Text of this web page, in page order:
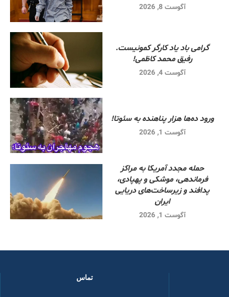
آگوست 8, 2026
گرامی باد یاد کارگر کمونیست.
رفیق محمد کاظمی!
آگوست 4, 2026
ورود ده‌ها هزار پناهنده به سئوتا!
آگوست 1, 2026
حمله مجدد آمریکا به مراکز
فرماندهی، موشکی و پهپادی،
پدافند و زیرساخت‌های دریایی
ایران
آگوست 1, 2026
تماس